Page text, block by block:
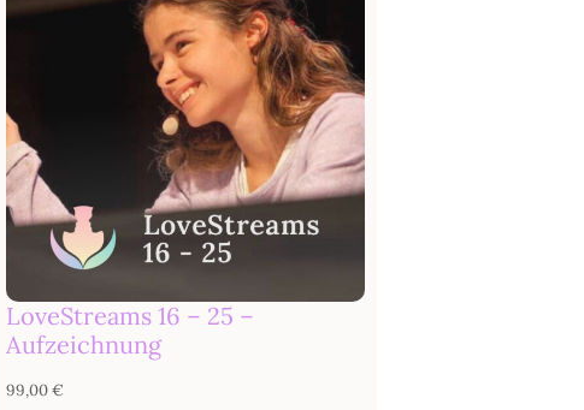
LoveStreams 16 – 25 –
Aufzeichnung
99,00€